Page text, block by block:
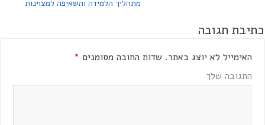
מתהליך הלמידה והשאיפה למצוינות
כתיבת תגובה
האימייל לא יוצג באתר. שדות החובה מסומנים *
התגובה שלך